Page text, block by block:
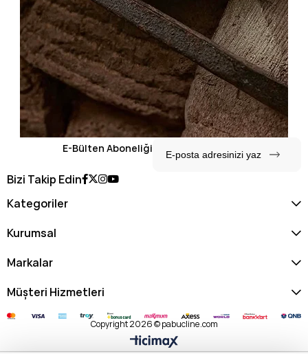
E-Bülten Aboneliği
Bizi Takip Edin
Kategoriler
Kurumsal
Markalar
Müşteri Hizmetleri
Copyright 2026 © pabucline.com